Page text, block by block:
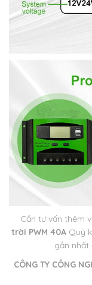
Cần tư vấn thêm
trời PWM 40A Quý
gần nhất
CÔNG TY CÔNG